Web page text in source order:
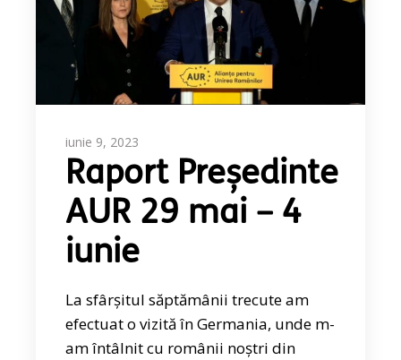
iunie 9, 2023
Raport Președinte
AUR 29 mai – 4
iunie
La sfârșitul săptămânii trecute am
efectuat o vizită în Germania, unde m-
am întâlnit cu românii noștri din